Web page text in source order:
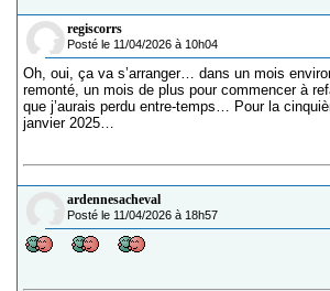
regiscorrs
Posté le 11/04/2026 à 10h04
Oh, oui, ça va s’arranger… dans un mois
remonté, un mois de plus pour commencer à
que j’aurais perdu entre-temps… Pour la
janvier 2025…
ardennesacheval
Posté le 11/04/2026 à 18h57